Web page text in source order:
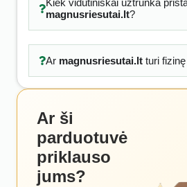
Kiek vidutiniškai užtrunka
magnusriesutai.lt?
Ar magnusriesutai.ltturi fizinę
Ar ši
parduotuvė
priklauso
jums?